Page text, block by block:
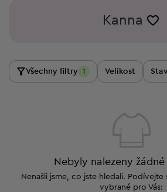
Kanna
Všechny filtry 1 Velikost Stav
Nebyly nalezeny
Nenašli jsme, co jste hledali.
vybrané pro Vás: